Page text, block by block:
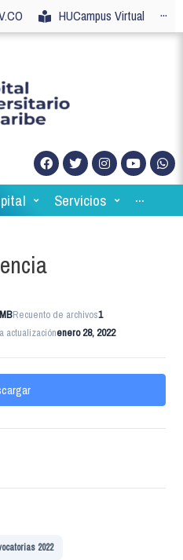
HUCampus Virtual ···
Servicios ···
Recuento de archivos1
actualizaciónenero 28, 2022
2022